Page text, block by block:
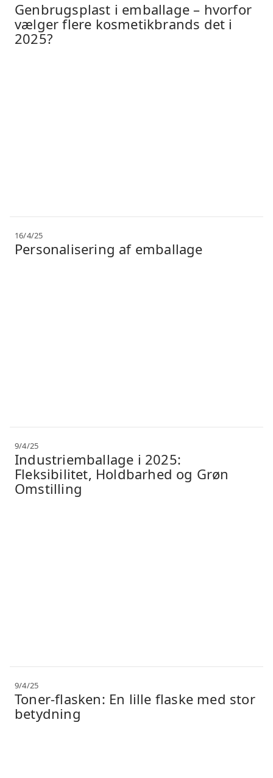
Genbrugsplast i emballage – hvorfor
vælger flere kosmetikbrands det i
2025?
16/4/25
Personalisering af emballage
9/4/25
Industriemballage i 2025:
Fleksibilitet, Holdbarhed og Grøn
Omstilling
9/4/25
Toner-flasken: En lille flaske med stor
betydning